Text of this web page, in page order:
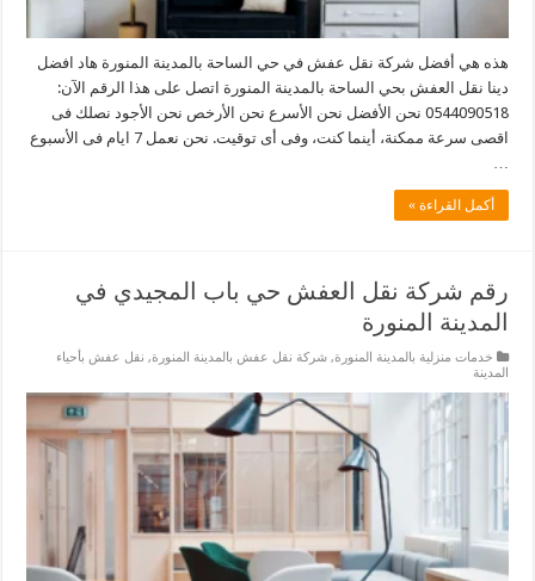
هذه هي أفضل شركة نقل عفش في حي الساحة بالمدينة المنورة هاد افضل
دينا نقل العفش بحي الساحة بالمدينة المنورة اتصل على هذا الرقم الآن:
0544090518 نحن الأفضل نحن الأسرع نحن الأرخص نحن الأجود نصلك فى
اقصى سرعة ممكنة، أينما كنت، وفى أى توقيت. نحن نعمل 7 ايام فى الأسبوع
…
أكمل القراءة »
رقم شركة نقل العفش حي باب المجيدي في
المدينة المنورة
خدمات منزلية بالمدينة المنورة,شركة نقل عفش بالمدينة المنورة, نقل عفش بأحياء
المدينة